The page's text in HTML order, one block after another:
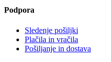
Podpora
Sledenje pošiljki
Plačila in vračila
Pošiljanje in dostava